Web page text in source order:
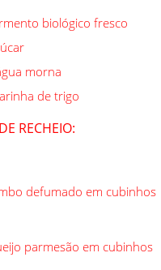
biológico fresco
morna
de trigo
RECHEIO:
defumado em cubinhos
parmesão em cubinhos